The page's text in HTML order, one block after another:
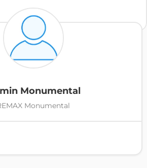
Monumental
Monumental